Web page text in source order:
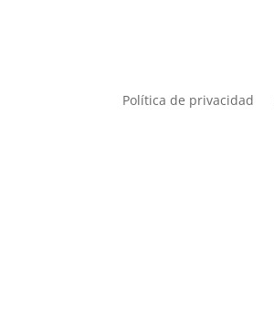
Política de privacidad